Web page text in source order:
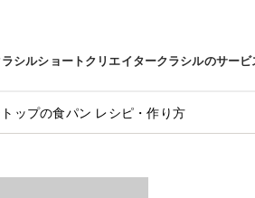
ラシルショートクリエイタークラシルのサービ
プの食パン レシピ・作り方